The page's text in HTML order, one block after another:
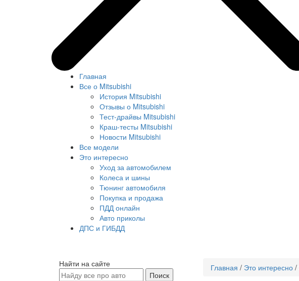
Главная
Все о Mitsubishi
История Mitsubishi
Отзывы о Mitsubishi
Тест-драйвы Mitsubishi
Краш-тесты Mitsubishi
Новости Mitsubishi
Все модели
Это интересно
Уход за автомобилем
Колеса и шины
Тюнинг автомобиля
Покупка и продажа
ПДД онлайн
Авто приколы
ДПС и ГИБДД
Главная / Это интересно /
Найти на сайте